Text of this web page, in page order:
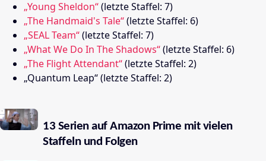
„Young Sheldon“(letzte Staffel: 7)
„The Handmaid's Tale“(letzte Staffel: 6)
„SEAL Team“(letzte Staffel: 7)
„What We Do In The Shadows“(letzte Staffel: 6)
„The Flight Attendant“(letzte Staffel: 2)
„Quantum Leap“ (letzte Staffel: 2)
13 Serien auf Amazon Prime mit vielen
Staffeln und Folgen